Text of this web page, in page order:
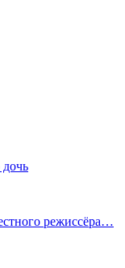
режиссёра…